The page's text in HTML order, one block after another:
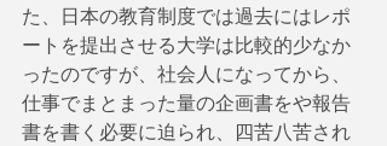
た、日本の教育制度では過去にはレポ
ートを提出させる大学は比較的少なか
ったのですが、社会人になってから、
仕事でまとまった量の企画書をや報告
書を書く必要に迫られ、四苦八苦され